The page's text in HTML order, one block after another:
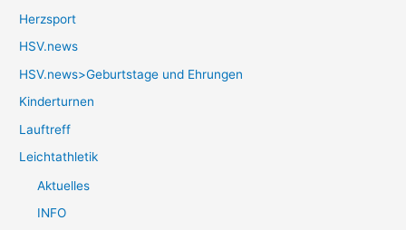
Herzsport
HSV.news
HSV.news>Geburtstage und Ehrungen
Kinderturnen
Lauftreff
Leichtathletik
Aktuelles
INFO